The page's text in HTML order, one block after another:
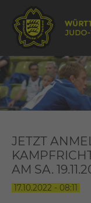
JETZT
AM SA.
17.10.2022 - 08:11